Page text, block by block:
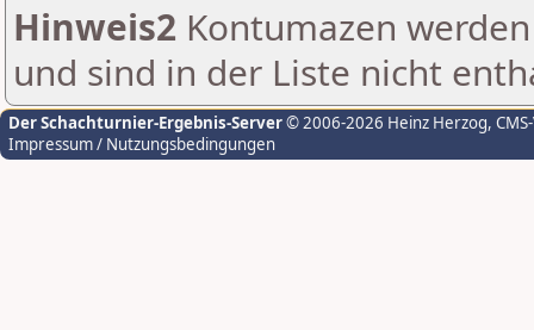
Hinweis2 Kontumazen
und sind in der Liste nicht
Der Schachturnier-Ergebnis-Server© 2006-2026 Heinz Herzog,
Impressum / Nutzungsbedingungen